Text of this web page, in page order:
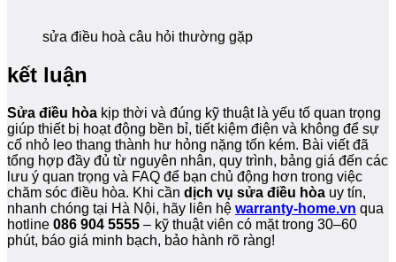
sửa điều hoà câu hỏi thường gặp
kết luận
Sửa điều hòa kịp thời và đúng kỹ thuật là yếu tố quan trọng
giúp thiết bị hoạt động bền bỉ, tiết kiệm điện và không để sự
cố nhỏ leo thang thành hư hỏng nặng tốn kém. Bài viết đã
tổng hợp đầy đủ từ nguyên nhân, quy trình, bảng giá đến các
lưu ý quan trọng và FAQ để bạn chủ động hơn trong việc
chăm sóc điều hòa. Khi cần dịch vụ sửa điều hòa uy tín,
nhanh chóng tại Hà Nội, hãy liên hệ warranty-home.vn qua
hotline 086 904 5555 – kỹ thuật viên có mặt trong 30–60
phút, báo giá minh bạch, bảo hành rõ ràng!